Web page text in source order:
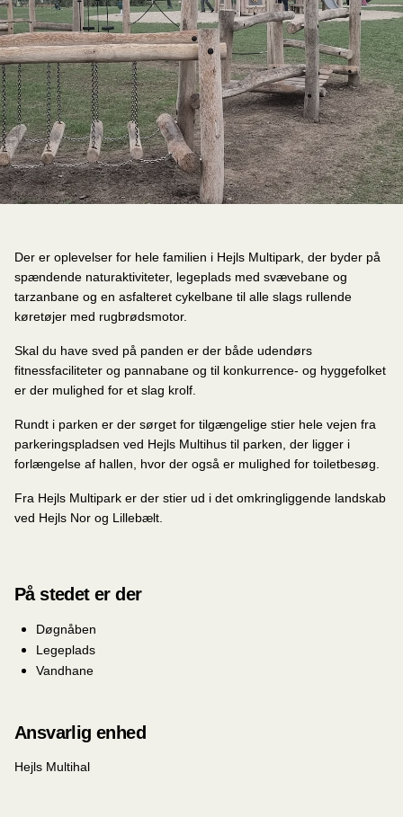
Der er oplevelser for hele familien i Hejls Multipark, der byder på
spændende naturaktiviteter, legeplads med svævebane og
tarzanbane og en asfalteret cykelbane til alle slags rullende
køretøjer med rugbrødsmotor.
Skal du have sved på panden er der både udendørs
fitnessfaciliteter og pannabane og til konkurrence- og hyggefolket
er der mulighed for et slag krolf.
Rundt i parken er der sørget for tilgængelige stier hele vejen fra
parkeringspladsen ved Hejls Multihus til parken, der ligger i
forlængelse af hallen, hvor der også er mulighed for toiletbesøg.
Fra Hejls Multipark er der stier ud i det omkringliggende landskab
ved Hejls Nor og Lillebælt.
På stedet er der
Døgnåben
Legeplads
Vandhane
Ansvarlig enhed
Hejls Multihal